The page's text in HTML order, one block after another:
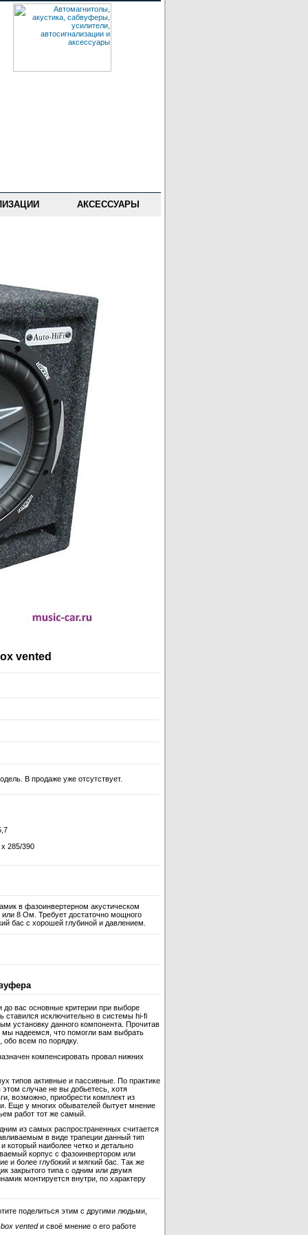
АКСЕССУАРЫ
vented
В продаже уже отсутствует.
285/390
в фазоинвертерном акустическом
8 Ом. Требует достаточно мощного
бас с хорошей глубиной и давлением.
вас основные критерии при выборе
ставился исключительно в системы hi-fi
установку данного компонента. Прочитав
надеемся, что помогли вам выбрать
обо всем по порядку.
компенсировать провал нижних
типов активные и пассивные. По практике
случае не вы добьетесь, хотя
возможно, приобрести комплект из
Еще у многих обывателей бытует мнение
работ тот же самый.
из самых распространенных считается
в виде трапеции данный тип
который наиболее четко и детально
корпус с фазоинвертором или
и более глубокий и мягкий бас. Так же
закрытого типа с одним или двумя
монтируется внутри, по характеру
поделиться этим с другими людьми,
ventedи своё мнение о его работе